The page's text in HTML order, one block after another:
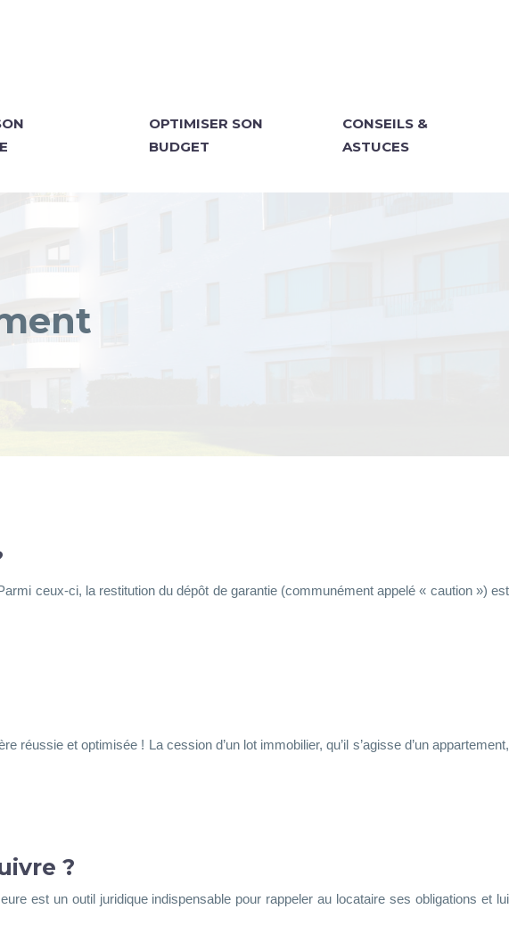
OPTIMISER SON
BUDGET
CONSEILS &
ASTUCES
ceux-ci, la restitution du dépôt de garantie (communément appelé « caution ») est
et optimisée ! La cession d’un lot immobilier, qu’il s’agisse d’un appartement,
?
est un outil juridique indispensable pour rappeler au locataire ses obligations et lui